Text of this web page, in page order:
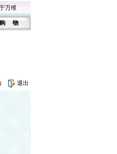
万维
购 物
退出